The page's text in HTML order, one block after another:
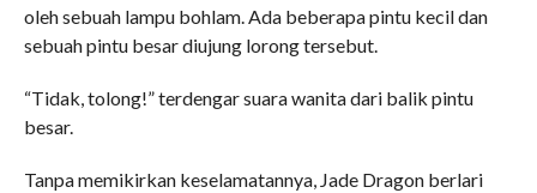
oleh sebuah lampu bohlam. Ada beberapa pintu kecil dan
sebuah pintu besar diujung lorong tersebut.
“Tidak, tolong!” terdengar suara wanita dari balik pintu
besar.
Tanpa memikirkan keselamatannya, Jade Dragon berlari